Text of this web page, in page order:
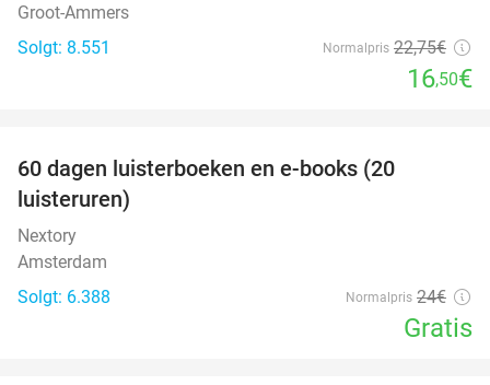
Groot-Ammers
Solgt: 8.551
Normalpris 22,75€
16,50€
60 dagen luisterboeken en e-books (20
luisteruren)
Nextory
Amsterdam
Solgt: 6.388
Normalpris 24€
Gratis